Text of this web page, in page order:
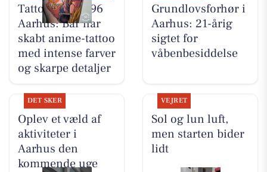
Tattoo Studio 96
Aarhus: Bar har
skabt anime-tattoo
med intense farver
og skarpe detaljer
Grundlovsforhør i
Aarhus: 21-årig
sigtet for
våbenbesiddelse
DET SKER
Oplev et væld af
aktiviteter i
Aarhus den
kommende uge
VEJRET
Sol og lun luft,
men starten bider
lidt